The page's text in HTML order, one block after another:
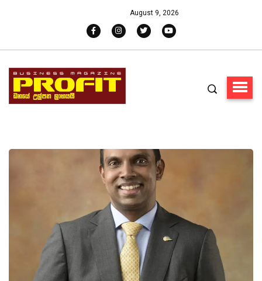
August 9, 2026